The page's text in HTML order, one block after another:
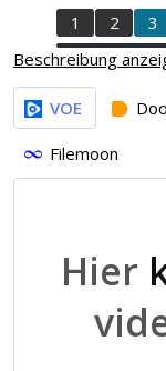
1 2 3
Beschreibung
VOE
Filemoon
Hier